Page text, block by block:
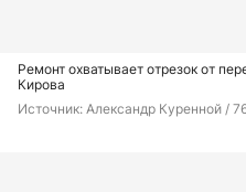
Ремонт охватывает отрезок от
Кирова
Источник: Александр Куренной /